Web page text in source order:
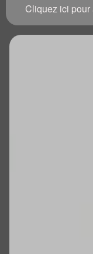
Cliquez ici pour